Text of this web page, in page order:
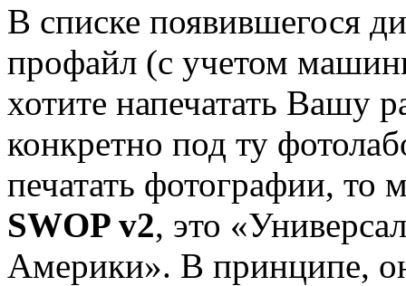
В списке появившегося
профайл (с учетом
хотите напечатать Вашу
конкретно под ту
печатать фотографии,
SWOP v2, это
Америки». В принципе,